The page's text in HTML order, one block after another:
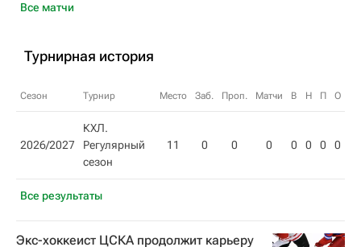
Все матчи
Турнирная история
Сезон Турнир Место Заб. Проп. Матчи В Н П О
2026/2027
КХЛ.
Регулярный
сезон
11 0 0 0 0 0 0 0
Все результаты
Экс-хоккеист ЦСКА продолжит карьеру